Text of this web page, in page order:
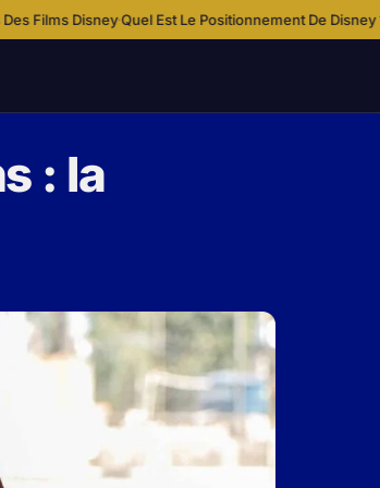
Est Le Positionnement De Disney ?·Services De
: la